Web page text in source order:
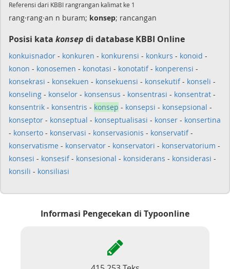
Referensi dari KBBI rangrangan kalimat ke 1
rang·rang·an n buram; konsep; rancangan
Posisi kata konsep di database KBBI Online
konkuisnador - konkuren - konkurensi - konkurs - konoid -
konon - konosemen - konotasi - konotatif- konperensi -
konsekrasi - konsekuen - konsekuensi - konsekutif- konseli -
konseling - konselor - konsensus - konsentrasi - konsentrat -
konsentrik - konsentris - konsep - konsepsi - konsepsional -
konseptor - konseptual - konseptualisasi - konser - konsertina
- konserto - konservasi - konservasionis - konservatif-
konservatisme - konservator - konservatori - konservatorium -
konsesi - konsesif- konsesional - konsiderans - konsiderasi -
konsili - konsiliasi
Informasi Pengecekan di Typoonline